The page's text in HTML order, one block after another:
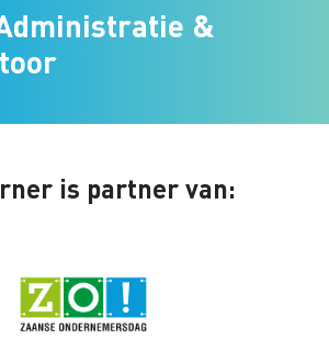
&
is partner van: